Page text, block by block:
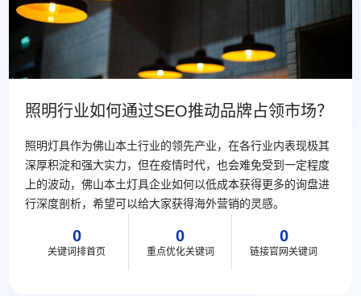
照明行业如何通过SEO推动品牌占领市场？
照明灯具作为佛山本土行业的领先产业，在各行业内表现极其
深厚积淀和强大实力，但在疫情时代，也会难免受到一定程度
上的波动，佛山本土灯具企业如何以低成本获得更多的询盘进
行深度剖析，希望可以给大家获得海外营销的灵感。
0
关键词排首页
0
重点优化关键词
0
链接官网关键词